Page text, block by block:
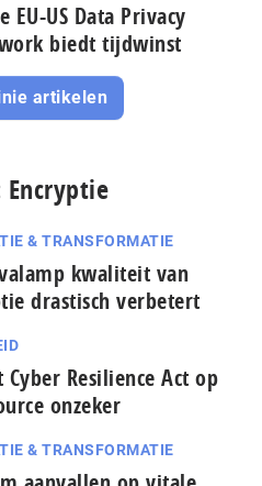
EU-US Data Privacy
biedt tijdwinst
artikelen
& TRANSFORMATIE
kwaliteit van
drastisch verbetert
Cyber Resilience Act op
onzeker
& TRANSFORMATIE